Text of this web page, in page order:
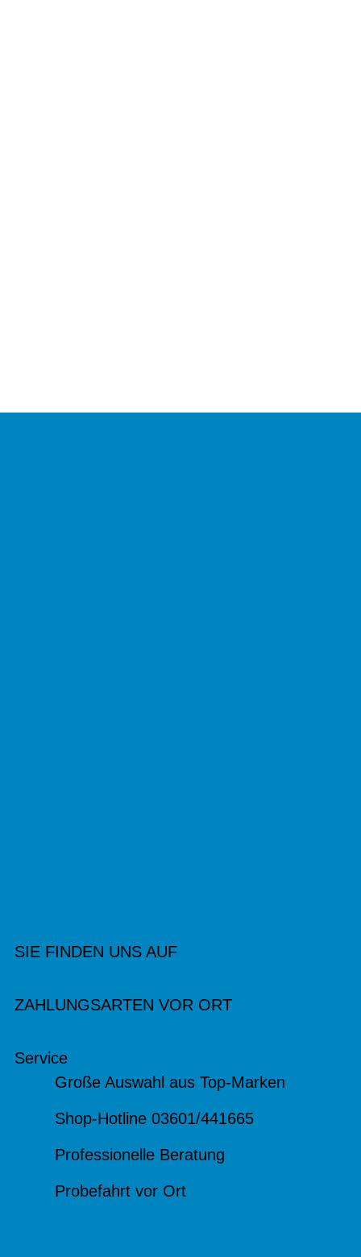
SIE FINDEN UNS AUF
ZAHLUNGSARTEN VOR ORT
Service
Große Auswahl aus Top-Marken
Shop-Hotline 03601/441665
Professionelle Beratung
Probefahrt vor Ort